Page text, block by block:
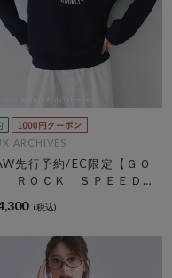
ARCHIVES
先行予約/EC限定【ＧＯ
ＲＯＣＫ ＳＰＥＥＤ】